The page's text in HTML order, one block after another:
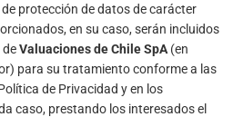
protección de datos de carácter
en su caso, serán incluidos
deValuaciones de Chile SpA (en
para su tratamiento conforme a las
de Privacidad y en los
caso, prestando los interesados el